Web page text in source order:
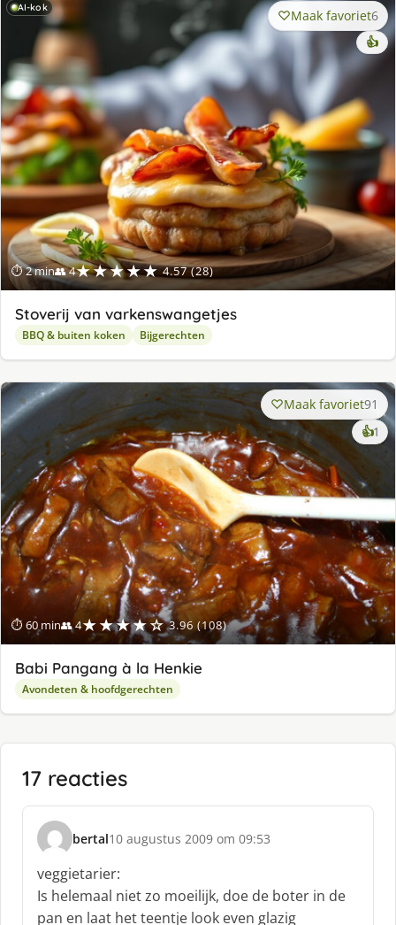
AI-kok
⏱ 2 min👥 4★★★★★ 4.57 (28)
Maak favoriet6
👍
Stoverij van varkenswangetjes
BBQ & buiten koken Bijgerechten
⏱ 60 min👥 4★★★★☆ 3.96 (108)
Maak favoriet91
👍1
Babi Pangang à la Henkie
Avondeten & hoofdgerechten
17 reacties
bertal
s
h
r
e
10 augustus 2009 om 09:53
veggietarier:
Is helemaal niet zo moeilijk, doe de boter in de
pan en laat het teentje look even glazig